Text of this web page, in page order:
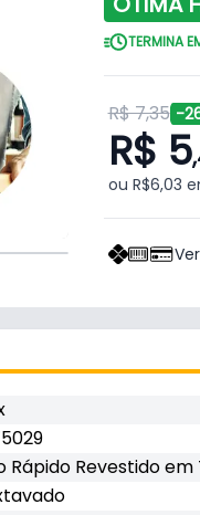
TERMINA
R$ 7,35 -
R$ 5
ou R$6,03
Rápido Revestido em